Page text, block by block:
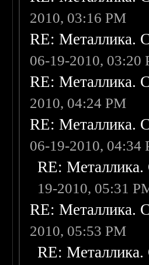
2010, 03:16 PM
RE: Металлика.
06-19-2010, 03:20
RE: Металлика.
2010, 04:24 PM
RE: Металлика.
06-19-2010, 04:34
RE: Металлика.
19-2010, 05:31
RE: Металлика.
2010, 05:53 PM
RE: Металлика.